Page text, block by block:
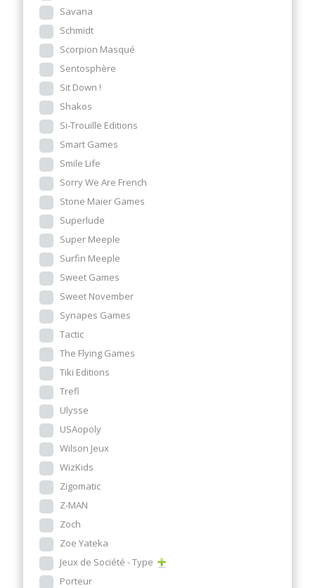
Savana
Schmidt
Scorpion Masqué
Sentosphère
Sit Down !
Shakos
Si-Trouille Editions
Smart Games
Smile Life
Sorry We Are French
Stone Maier Games
Superlude
Super Meeple
Surfin Meeple
Sweet Games
Sweet November
Synapes Games
Tactic
The Flying Games
Tiki Editions
Trefl
Ulysse
USAopoly
Wilson Jeux
WizKids
Zigomatic
Z-MAN
Zoch
Zoe Yateka
Jeux de Société - Type
Porteur